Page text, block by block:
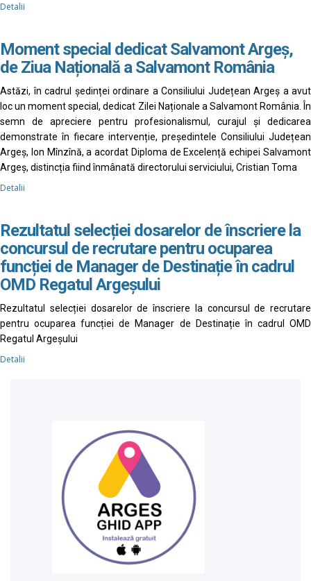
Detalii
Moment special dedicat Salvamont Argeș,
de Ziua Națională a Salvamont România
Astăzi, în cadrul ședinței ordinare a Consiliului Județean Argeș a avut
loc un moment special, dedicat Zilei Naționale a Salvamont România. În
semn de apreciere pentru profesionalismul, curajul și dedicarea
demonstrate în fiecare intervenție, președintele Consiliului Județean
Argeș, Ion Mînzînă, a acordat Diploma de Excelență echipei Salvamont
Argeș, distincția fiind înmânată directorului serviciului, Cristian Toma
Detalii
Rezultatul selecției dosarelor de înscriere la
concursul de recrutare pentru ocuparea
funcției de Manager de Destinație în cadrul
OMD Regatul Argeșului
Rezultatul selecției dosarelor de înscriere la concursul de recrutare
pentru ocuparea funcției de Manager de Destinație în cadrul OMD
Regatul Argeșului
Detalii